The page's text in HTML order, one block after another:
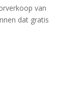
van
dat gratis